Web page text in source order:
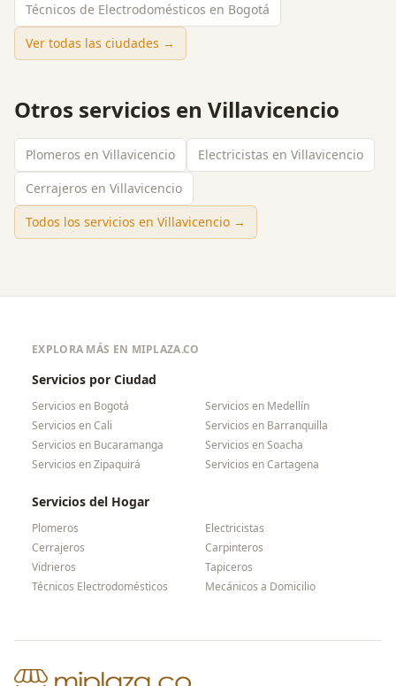
Técnicos de Electrodomésticos en Bogotá
Ver todas las ciudades →
Otros servicios en Villavicencio
Plomeros en Villavicencio
Electricistas en Villavicencio
Cerrajeros en Villavicencio
Todos los servicios en Villavicencio →
EXPLORA MÁS EN MIPLAZA.CO
Servicios por Ciudad
Servicios en Bogotá Servicios en Medellín
Servicios enCali Servicios en Barranquilla
Servicios en Bucaramanga Servicios enSoacha
Servicios enZipaquirá Servicios enCartagena
Servicios del Hogar
Plomeros
Electricistas
Cerrajeros
Carpinteros
Vidrieros
Tapiceros
Técnicos Electrodomésticos
Mecánicos a Domicilio